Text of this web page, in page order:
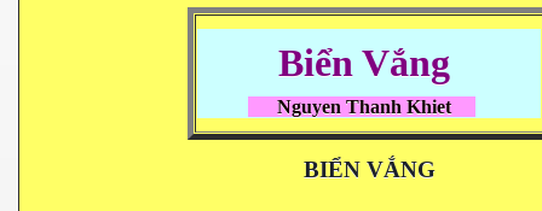
Biển Vắng
Nguyen Thanh Khiet
BIỂN VẮNG